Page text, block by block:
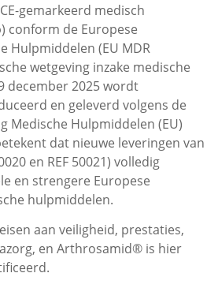
gemarkeerd medisch
conform de Europese
Hulpmiddelen (EU MDR
wetgeving inzake medische
december 2025 wordt
en geleverd volgens de
Medische Hulpmiddelen (EU)
dat nieuwe leveringen van
en REF 50021) volledig
en strengere Europese
hulpmiddelen.
aan veiligheid, prestaties,
en Arthrosamid® is hier